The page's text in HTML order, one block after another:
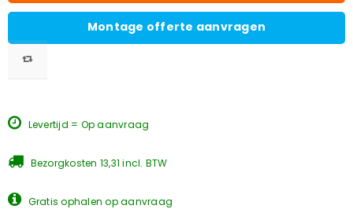
Montage offerte aanvragen
Levertijd = Op aanvraag
Bezorgkosten 13,31 incl. BTW
Gratis ophalen op aanvraag